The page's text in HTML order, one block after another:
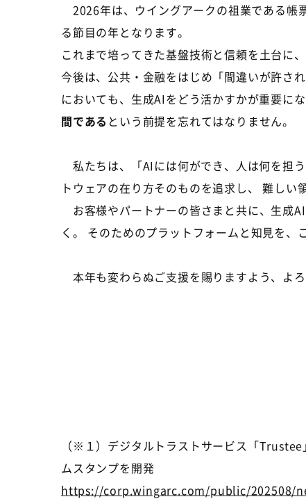
2026年は、ウイングアークの祖業である帳
る節目の年となります。
これまで培ってきた基盤技術と信頼を土台に
今後は、公共・金融をはじめ「間違いが許さ
においても、生成AIをどう活かすかが重要に
間である という前提を忘れてはなりません。
私たちは、「AI には何ができ、人は何を担
トウェアの在り方そのものを追求し、 難しい
お客様やパートナーの皆さまと共に、生成
く。 そのためのプラットフォームと知見を、
本年も変わらぬご支援を賜りますよう、よ
（※１）デジタルトラストサービス「
ムスタンプを開発
https://corp.wingarc.com/public/202508/